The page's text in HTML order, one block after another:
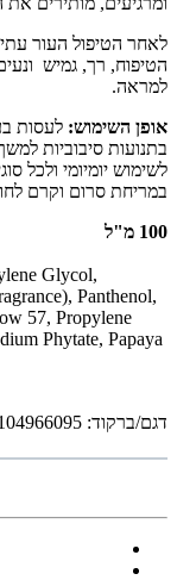
לאחר הטיפול העור
הטיפוח, רך, גמיש
למראה.
אופן השימוש: לעסות
לשימוש יומיומי ולכל
במריחת סרום וקרם
100 מ"ל
Glycol,
Panthenol,
57, Propylene
Phytate, Papaya
דגם/ברקוד: 7290104966095